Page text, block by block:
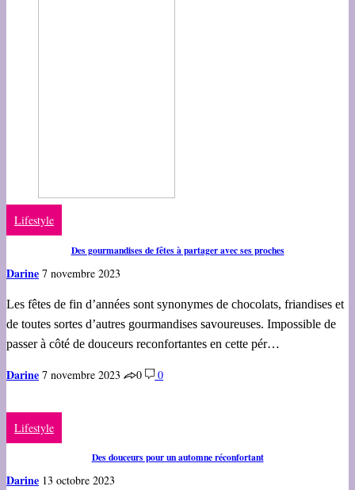
Lifestyle
Des gourmandises de fêtes à partager avec ses proches
Darine 7 novembre 2023
Les fêtes de fin d’années sont synonymes de chocolats, friandises et
de toutes sortes d’autres gourmandises savoureuses. Impossible de
passer à côté de douceurs reconfortantes en cette pér…
Darine 7 novembre 2023 0 0
Lifestyle
Des douceurs pour un automne réconfortant
Darine 13 octobre 2023